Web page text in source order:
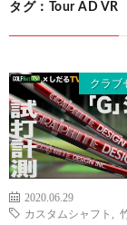
タグ：Tour AD VR
クラブ
2020.06.29
カスタムシャフト